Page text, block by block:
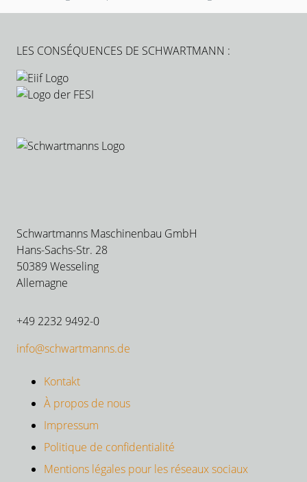
LES CONSÉQUENCES DE SCHWARTMANN :
Schwartmanns Maschinenbau GmbH
Hans-Sachs-Str. 28
50389 Wesseling
Allemagne
+49 2232 9492-0
info@schwartmanns.de
Kontakt
À propos de nous
Impressum
Politique de confidentialité
Mentions légales pour les réseaux sociaux